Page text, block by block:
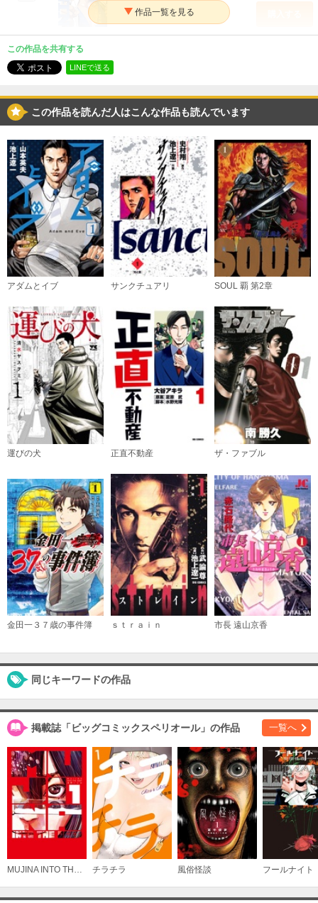
ビッグコミックスペリオール
小学館
必要ポイント：
購入する
（３）
必要ポイント：550
購入する
（４）
必要ポイント：550
購入する
（５）
購入する
（６）
必要ポイント：590
購入する
（７）
必要ポイント：
購入する
（８）
必要ポイント：590
購入する
（９）
必要ポイント：590
購入する
この作品を共有する
LINEで送る
この作品を読んだ人はこんな作品も読んでいます
アダムとイブ サンクチュアリ SOUL 覇 第2章
運びの犬 正直不動産 ザ・ファブル
金田一３７歳の事件簿 ｓｔｒａｉｎ 市長 遠山京香
同じキーワードの作品
掲載誌「ビッグコミックスペリオール」の作品 一覧へ
チラチラ 風俗怪談 フールナイト